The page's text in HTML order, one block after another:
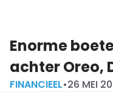
Enorme
achter Oreo,
FINANCIEEL•26 MEI